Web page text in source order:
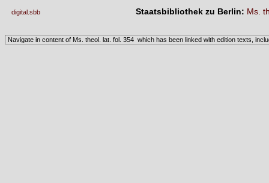
digital.sbb Staatsbibliothek zu Berlin: Ms.